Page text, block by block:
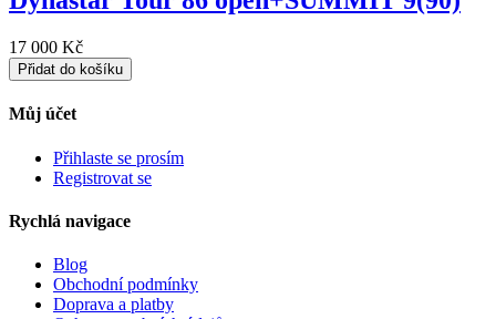
17 000 Kč
Přidat do košíku
Můj účet
Přihlaste se prosím
Registrovat se
Rychlá navigace
Blog
Obchodní podmínky
Doprava a platby